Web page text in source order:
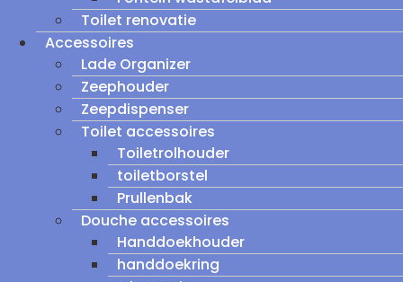
Toilet renovatie
Accessoires
Lade Organizer
Zeephouder
Zeepdispenser
Toilet accessoires
Toiletrolhouder
toiletborstel
Prullenbak
Douche accessoires
Handdoekhouder
handdoekring